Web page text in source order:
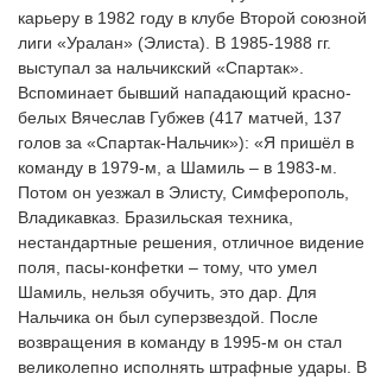
карьеру в 1982 году в клубе Второй союзной
лиги «Уралан» (Элиста). В 1985-1988 гг.
выступал за нальчикский «Спартак».
Вспоминает бывший нападающий красно-
белых Вячеслав Губжев (417 матчей, 137
голов за «Спартак-Нальчик»): «Я пришёл в
команду в 1979-м, а Шамиль – в 1983-м.
Потом он уезжал в Элисту, Симферополь,
Владикавказ. Бразильская техника,
нестандартные решения, отличное видение
поля, пасы-конфетки – тому, что умел
Шамиль, нельзя обучить, это дар. Для
Нальчика он был суперзвездой. После
возвращения в команду в 1995-м он стал
великолепно исполнять штрафные удары. В